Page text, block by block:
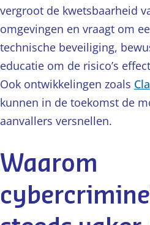
vergroot de kwetsbaarheid
omgevingen en vraagt om
technische beveiliging,
educatie om de risico’s
Ook ontwikkelingen zoals
kunnen in de toekomst de
aanvallers versnellen.
Waarom